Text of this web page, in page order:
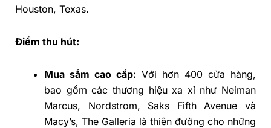
Houston, Texas.
Điểm thu hút:
Mua sắm cao cấp: Với hơn 400 cửa hàng,
bao gồm các thương hiệu xa xỉ như Neiman
Marcus, Nordstrom, Saks Fifth Avenue và
Macy’s, The Galleria là thiên đường cho những